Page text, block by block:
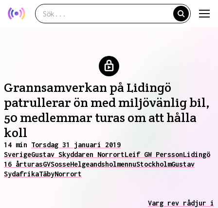
Grannsamverkan på Lidingö
patrullerar ön med miljövänlig bil,
50 medlemmar turas om att hålla
koll
14 min Torsdag 31 januari 2019
SverigeGustav Skyddaren NorrortLeif GW PerssonLidingö
16 årturasGVSosseHelgeandsholmennuStockholmGustav
SydafrikaTäbyNorrort
Varg rev rådjur i